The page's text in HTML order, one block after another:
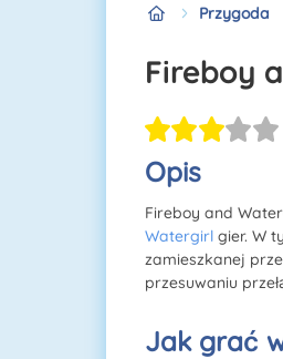
Przygoda
Fireboy
Opis
Fireboy and
Watergirl gier. W
zamieszkanej
przesuwaniu
Jak grać